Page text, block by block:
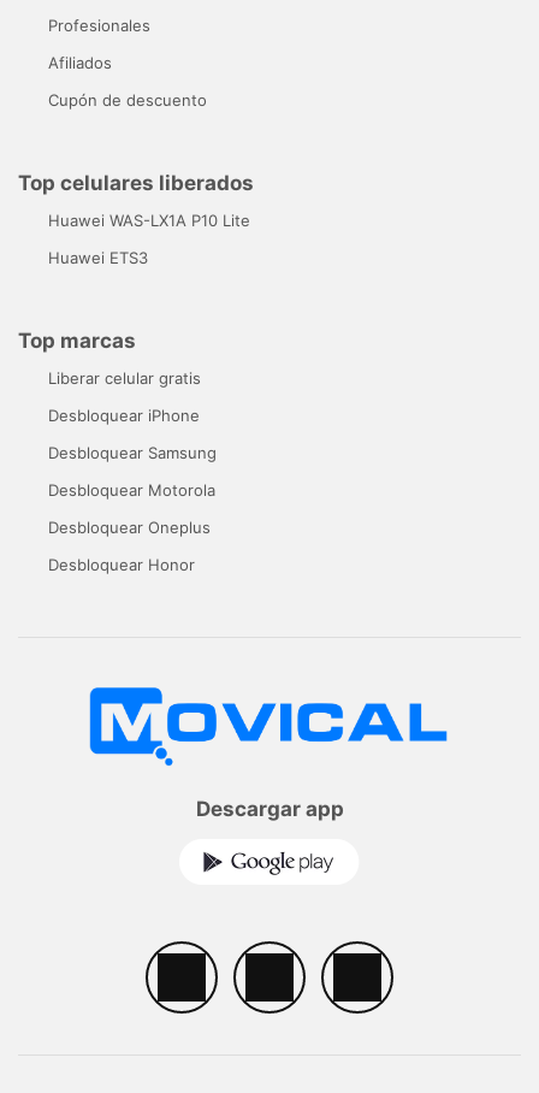
Profesionales
Afiliados
Cupón de descuento
Top celulares liberados
Huawei WAS-LX1A P10 Lite
Huawei ETS3
Top marcas
Liberar celular gratis
Desbloquear iPhone
Desbloquear Samsung
Desbloquear Motorola
Desbloquear Oneplus
Desbloquear Honor
Descargar app